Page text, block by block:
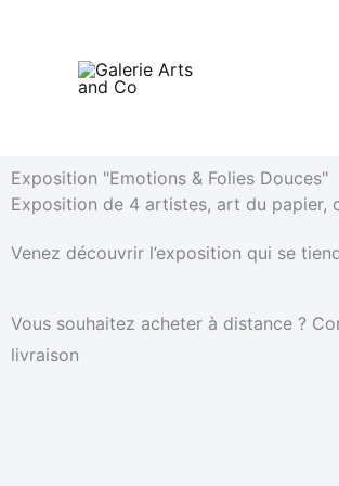
Exposition "Emotions & Folies Douces"
Exposition de 4 artistes, art du papier,
Venez découvrir l’exposition qui se
Vous souhaitez acheter à distance ?
livraison